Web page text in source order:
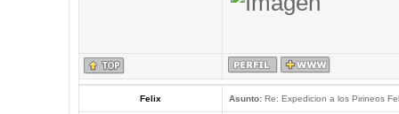
Felix Asunto:Re: Expedicion a los Pirineos